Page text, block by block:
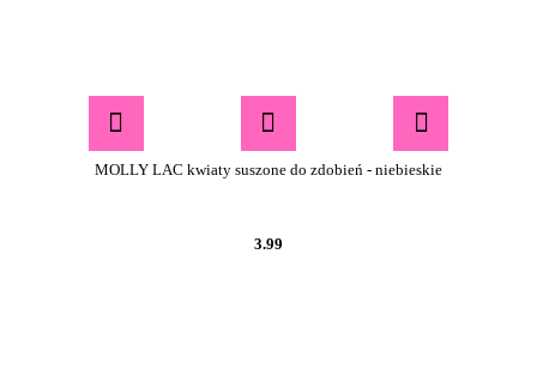
MOLLY LAC kwiaty suszone do zdobień - niebieskie
3.99